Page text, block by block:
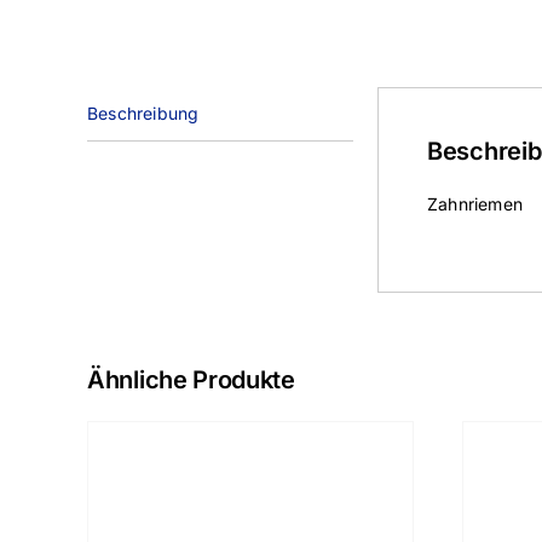
Beschreibung
Zahnriemen
Ähnliche Produkte